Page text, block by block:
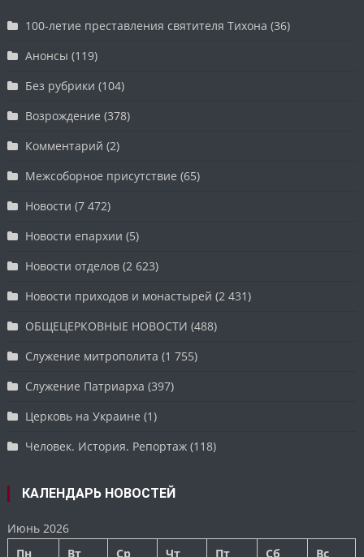
100-летие преставления святителя Тихона (36)
Анонсы (119)
Без рубрики (104)
Возрождение (378)
Комментарий (2)
Межсоборное присутствие (65)
Новости (7 472)
Новости епархии (5)
Новости отделов (2 623)
Новости приходов и монастырей (2 431)
ОБЩЕЦЕРКОВНЫЕ НОВОСТИ (488)
Служение митрополита (1 755)
Служение Патриарха (397)
Церковь на Украине (1)
Человек. История. Репортаж (118)
КАЛЕНДАРЬ НОВОСТЕЙ
Июнь 2026
Пн
Вт Ср Чт Пт Сб Вс